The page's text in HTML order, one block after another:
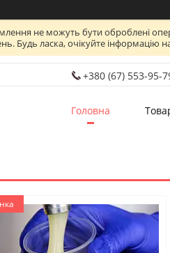
не можуть бути оброблені
Будь ласка, очікуйте інформацію
+380 (67) 553-95-
Головна